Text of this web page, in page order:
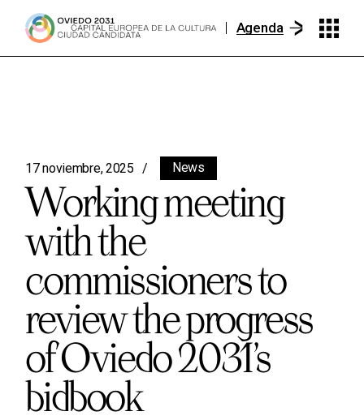
Agenda
17 noviembre, 2025 News
Working meeting
with the
commissioners to
review the progress
of Oviedo 2031’s
bidbook